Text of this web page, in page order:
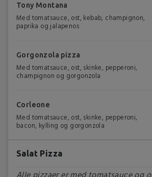
Tony Montana
Med tomatsauce, ost, kebab, champignon,
paprika og jalapenos
Gorgonzola pizza
Med tomatsauce, ost, skinke, pepperoni,
champignon og gorgonzola
Corleone
Med tomatsauce, ost, skinke, pepperoni,
bacon, kylling og gorgonzola
Salat Pizza
Alle pizzaer er med tomatsauce og